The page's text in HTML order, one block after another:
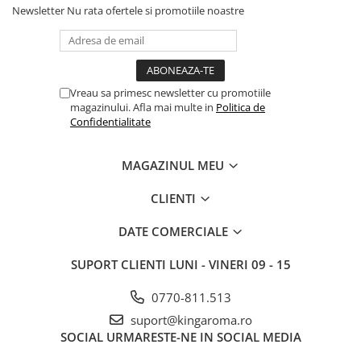
dimensiunea spațiului, intensitatea dorită și instrucțiunile
aparatului folosit.
Intensitatea parfumului poate varia în funcție de temperatura
camerei, volumul de apă, ventilație, suprafața încăperii și tipul
Pentru cine este potrivit acest
Pachetul este recomandat pentru:
retaileri și magazine de cadouri;
florării și concept store-uri;
magazine online;
distribuitori locali și regionali;
colaboratori en-gros;
parteneri care caută produse cu preț bun pe box;
antreprenori care vor să extindă gama de aromaterapie cu
arome fresh, curate și ușor de vândut.
Newsletter Nu rata ofertele si promotiile noastre
Vreau sa primesc newsletter cu promotiile
magazinului. Afla mai multe in Politica de
Confidentialitate
MAGAZINUL MEU
CLIENTI
DATE COMERCIALE
SUPORT CLIENTI LUNI - VINERI 09 - 15
0770-811.513
suport@kingaroma.ro
SOCIAL URMARESTE-NE IN SOCIAL MEDIA